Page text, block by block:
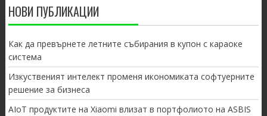
НОВИ ПУБЛИКАЦИИ
Как да превърнете летните събирания в купон с караоке
система
Изкуственият интелект променя икономиката софтуерните
решение за бизнеса
AIoT продуктите на Xiaomi влизат в портфолиото на ASBIS